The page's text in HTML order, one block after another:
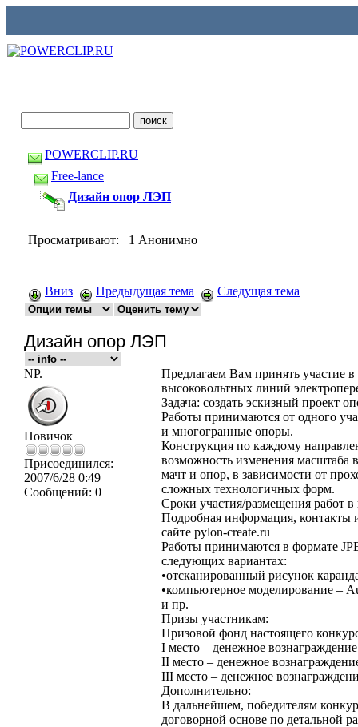
POWERCLIP.RU
Free-lance
Дизайн опор ЛЭП
Просматривают: 1 Анонимно
Вниз Предыдущая тема Следущая тема
Дизайн опор ЛЭП
NP.
Новичок
Присоединился:
2007/6/28 0:49
Сообщений: 0
Предлагаем Вам принять участие в
высоковольтных линий
Задача: создать эскизный проект
Работы принимаются от одного
и многогранные опоры.
Конструкция по каждому
возможность изменения масштаба
мачт и опор, в зависимости от
сложных технологичных форм.
Сроки участия/размещения работ в
Подробная информация, контакты
сайте pylon-create.ru
Работы принимаются в формате
следующих вариантах:
•отсканированный рисунок
•компьютерное моделирование –
и пр.
Призы участникам:
Призовой фонд настоящего
I место – денежное
II место – денежное
III место – денежное
Дополнительно:
В дальнейшем, победителям
договорной основе по детальной